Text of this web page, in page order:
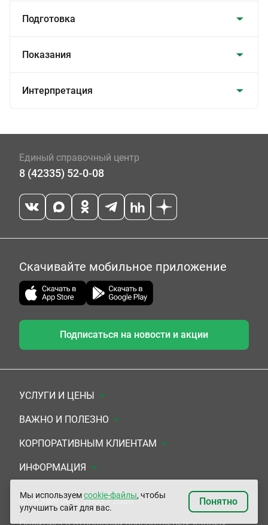
Подготовка
Показания
Интерпретация
Единый справочный центр
8 (42335) 52-0-08
Скачивайте мобильное приложение
Подписаться на новости и акции
УСЛУГИ И ЦЕНЫ
Анализы
Комплексы
УЗИ
ЭКГ/Холтер/СМАД
Приемы врачей
ВАЖНО И ПОЛЕЗНО
Документы для заключения договора
Система скидок
Подарочные сертификаты
Сертификаты на комплексные программы
КОРПОРАТИВНЫМ КЛИЕНТАМ
Медицинским организациям
Прочим организациям
ИНФОРМАЦИЯ
О Компании
Контакты
© «ЮНИЛАБ», 2003 - 2026
Мы используемcookie-файлы, чтобы
улучшить сайт для вас.
Понятно